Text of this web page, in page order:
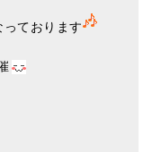
っております